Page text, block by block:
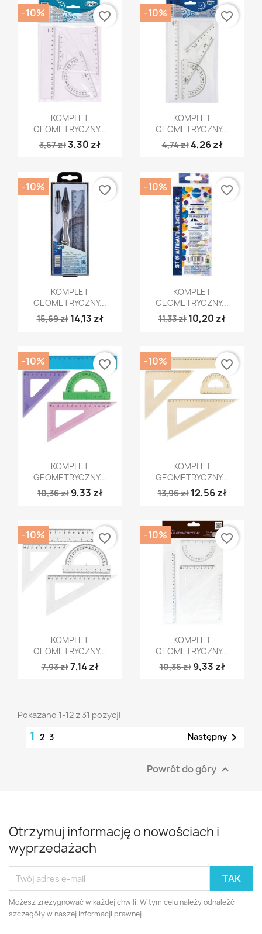
Szybki podgląd
KOMPLET
GEOMETRYCZNY...
3,67 zł3,30 zł
-10% favorite_border
Szybki podgląd
KOMPLET
GEOMETRYCZNY...
4,74 zł4,26 zł
-10% favorite_border
Szybki podgląd
KOMPLET
GEOMETRYCZNY...
15,69 zł 14,13 zł
-10% favorite_border
Szybki podgląd
KOMPLET
GEOMETRYCZNY...
11,33 zł 10,20 zł
-10% favorite_border
Szybki podgląd
KOMPLET
GEOMETRYCZNY...
10,36 zł 9,33 zł
-10% favorite_border
Szybki podgląd
KOMPLET
GEOMETRYCZNY...
13,96 zł 12,56 zł
-10% favorite_border
Szybki podgląd
KOMPLET
GEOMETRYCZNY...
7,93 zł7,14 zł
-10% favorite_border
Szybki podgląd
KOMPLET
GEOMETRYCZNY...
10,36 zł 9,33 zł
-10% favorite_border
Pokazano 1-12 z 31 pozycji
1 2 3 Następny 
Powrót do góry 
Otrzymuj informację o nowościach i
wyprzedażach
Możesz zrezygnować w każdej chwili. W tym celu należy odnaleźć
szczegóły w naszej informacji prawnej.